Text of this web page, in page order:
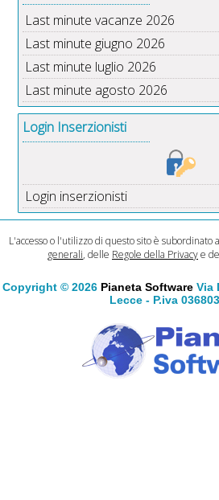
Last minute vacanze 2026
Last minute giugno 2026
Last minute luglio 2026
Last minute agosto 2026
Login Inserzionisti
Login inserzionisti
L'accesso o l'utilizzo di questo sito è subordinato
generali, delle Regole della Privacye
Copyright © 2026 Pianeta Software Via
Lecce - P.iva